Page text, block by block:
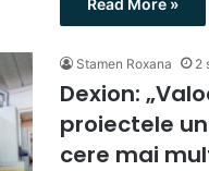
Read More »
Stamen Roxana 2
Dexion:
proiectele
cere mai